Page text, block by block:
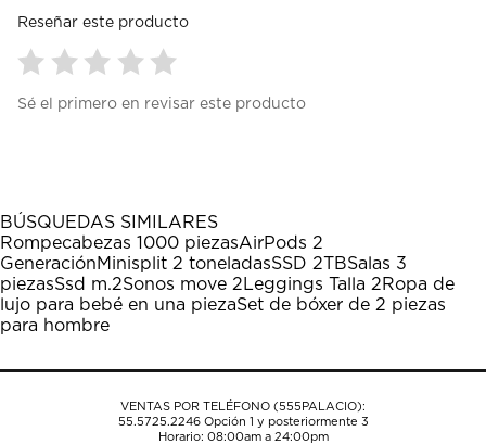
Reseñar este producto
para
1
estrella
Esta
acción
abrirá
el
formulario
envío.
para
estrellas.
Esta
acción
abrirá
el
formulario
envío.
para
estrellas.
Esta
acción
abrirá
el
formulario
envío.
para
estrellas.
Esta
acción
abrirá
el
envío.
para
estrellas.
Esta
acción
abrirá
el
envío.
Sé el primero en revisar este producto
BÚSQUEDAS SIMILARES
Rompecabezas 1000 piezasAirPods 2
GeneraciónMinisplit 2 toneladasSSD 2TBSalas 3
piezasSsd m.2Sonos move 2 Leggings Talla 2Ropa de
lujo para bebé en una piezaSet de bóxer de 2 piezas
para hombre
VENTAS POR TELÉFONO (555PALACIO):
55.5725.2246Opción 1 y posteriormente 3
Horario: 08:00am a 24:00pm